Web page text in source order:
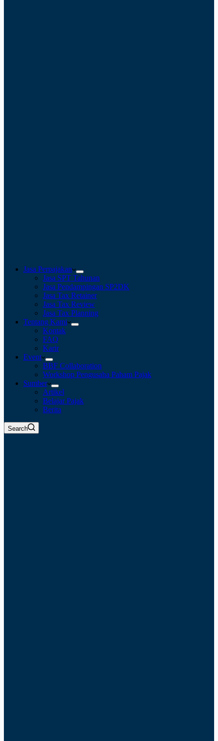
Jasa Perpajakan
Jasa SPT Tahunan
Jasa Pendampingan SP2DK
Jasa Tax Retainer
Jasa Tax Review
Jasa Tax Planning
Tentang Kami
Kontak
FAQ
Karir
Event
BBF Collaboration
Workshop Pengusaha Paham Pajak
Sumber
Artikel
Belajar Pajak
Berita
Search